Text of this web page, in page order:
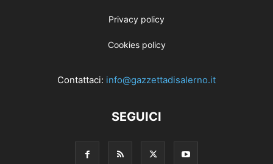
Privacy policy
Cookies policy
Contattaci: info@gazzettadisalerno.it
SEGUICI